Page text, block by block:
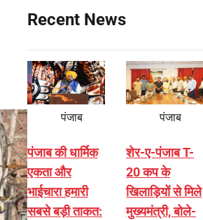
Recent News
पंजाब
पंजाब की धार्मिक
एकता और
भाईचारा हमारी
सबसे बड़ी ताकत:
पंजाब
शेर-ए-पंजाब T-
20 कप के
खिलाड़ियों से मिले
मुख्यमंत्री, बोले-